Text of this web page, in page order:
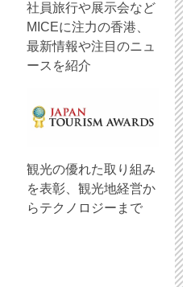
社員旅行や展示会など
MICEに注力の香港、
最新情報や注目のニュ
ースを紹介
観光の優れた取り組み
を表彰、観光地経営か
らテクノロジーまで